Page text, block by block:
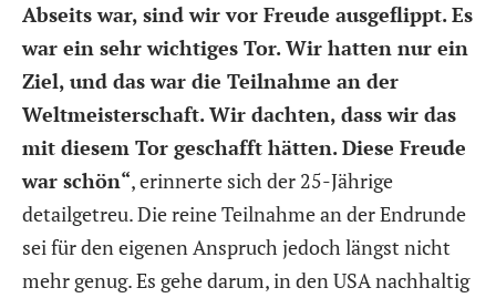
Abseits war, sind wir vor Freude ausgeflippt. Es
war ein sehr wichtiges Tor. Wir hatten nur ein
Ziel, und das war die Teilnahme an der
Weltmeisterschaft. Wir dachten, dass wir das
mit diesem Tor geschafft hätten. Diese Freude
war schön“, erinnerte sich der 25-Jährige
detailgetreu. Die reine Teilnahme an der Endrunde
sei für den eigenen Anspruch jedoch längst nicht
mehr genug. Es gehe darum, in den USA nachhaltig